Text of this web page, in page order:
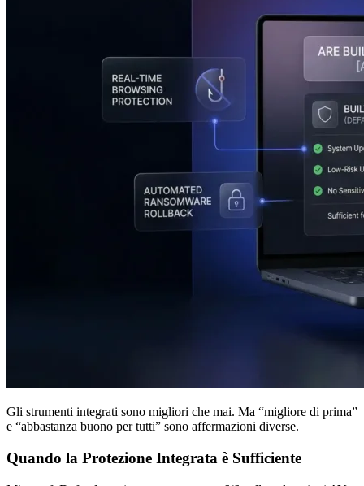
Gli strumenti integrati sono migliori che mai. Ma “migliore di prima”
e “abbastanza buono per tutti” sono affermazioni diverse.
Quando la Protezione Integrata è Sufficiente